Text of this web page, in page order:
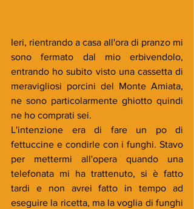
Ieri, rientrando a casa all'ora di pranzo mi
sono fermato dal mio erbivendolo,
entrando ho subito visto una cassetta di
meravigliosi porcini del Monte Amiata,
ne sono particolarmente ghiotto quindi
ne ho comprati sei.
L'intenzione era di fare un po di
fettuccine e condirle con i funghi. Stavo
per mettermi all'opera quando una
telefonata mi ha trattenuto, si è fatto
tardi e non avrei fatto in tempo ad
eseguire la ricetta, ma la voglia di funghi